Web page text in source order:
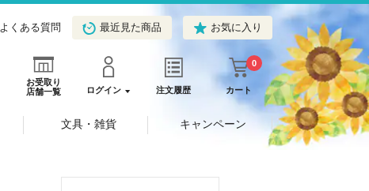
よくある質問 最近見た商品 お気に入り
お受取り
店舗一覧
ログイン 注文履歴 カート
0
文具・雑貨 キャンペーン